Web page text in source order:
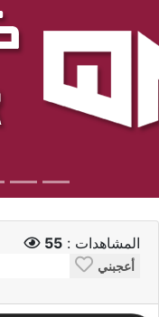
المشاهدات : 55
أعجبني